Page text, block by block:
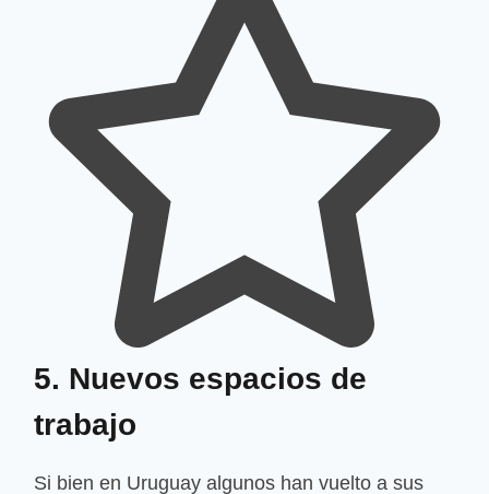
5. Nuevos espacios de
trabajo
Si bien en Uruguay algunos han vuelto a sus